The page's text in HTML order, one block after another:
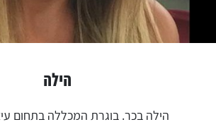
הילה
הילה בכר. בוגרת המכללה בתחום